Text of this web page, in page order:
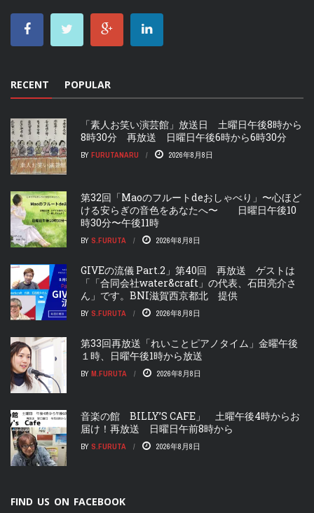
RECENT POPULAR
「素人お笑い演芸館」放送日 土曜日午後8時から
8時30分 再放送 日曜日午後6時から6時30分
BY FURUTANARU 2026年8月8日
第32回「Maoのフルートdeおしゃべり」〜心ほど
ける安らぎの音色をあなたへ〜 日曜日午後10
時30分〜午後11時
BY S.FURUTA 2026年8月8日
GIVEの流儀 Part.2」第40回 再放送 ゲストは
「「合同会社water&craft」の代表、石田亮介さ
ん」です。BNI滋賀西京都北 提供
BY S.FURUTA 2026年8月8日
第33回再放送「れいことピアノタイム」金曜午後
１時、日曜午後1時から放送
BY M.FURUTA 2026年8月8日
音楽の館 BILLY’S CAFE」 土曜午後4時からお
届け！再放送 日曜日午前8時から
BY S.FURUTA 2026年8月8日
FIND US ON FACEBOOK